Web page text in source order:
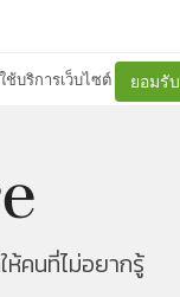
ช้บริการเว็บไซต์ ยอมรับ
ห้คนที่ไม่อยากรู้